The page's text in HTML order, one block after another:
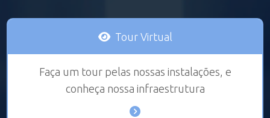
Tour Virtual
Faça um tour pelas nossas instalações, e
conheça nossa infraestrutura